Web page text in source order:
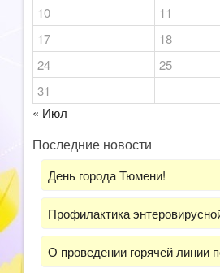
10
11
17
18
24
25
31
« Июл
Последние новости
День города Тюмени!
Профилактика
О проведении горячей линии